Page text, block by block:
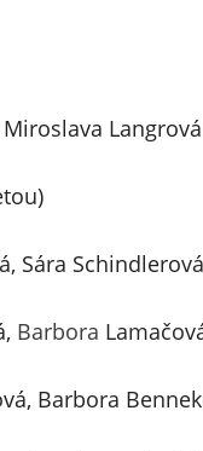
Miroslava
Sára
Barbora
Barbora